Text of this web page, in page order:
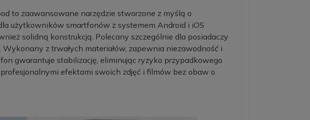
to zaawansowane narzędzie stworzone z myślą o
użytkowników smartfonów z systemem Android i iOS
solidną konstrukcją. Polecany szczególnie dla posiadaczy
z trwałych materiałów, zapewnia niezawodność i
gwarantuje stabilizację, eliminując ryzyko przypadkowego
efektami swoich zdjęć i filmów bez obaw o